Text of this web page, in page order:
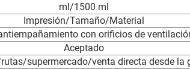
ml/1500 ml
Impresión/Tamaño/Material
con orificios de
Aceptado
supermercado/venta directa desde la